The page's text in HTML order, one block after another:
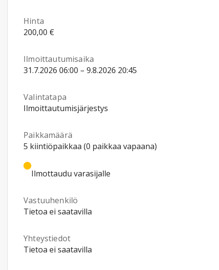
Hinta
200,00 €
Ilmoittautumisaika
31.7.2026 06:00 – 9.8.2026 20:45
Valintatapa
Ilmoittautumisjärjestys
Paikkamäärä
5 kiintiöpaikkaa (0 paikkaa vapaana)
Ilmottaudu varasijalle
Vastuuhenkilö
Tietoa ei saatavilla
Yhteystiedot
Tietoa ei saatavilla